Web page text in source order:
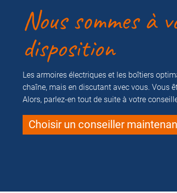
Nous sommes à
disposition
Les armoires électriques et les boîtiers
chaîne, mais en discutant avec vous. Vous
Alors, parlez-en tout de suite à votre
Choisir un conseiller